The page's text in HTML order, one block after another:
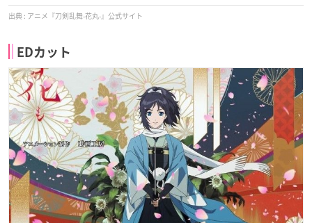
アニメ『刀剣乱舞-花丸-』公式サイト
EDカット